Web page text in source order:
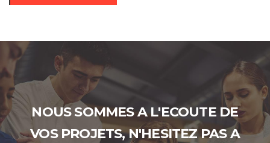
NOUS SOMMES A L'ECOUTE DE
VOS PROJETS, N'HESITEZ PAS A